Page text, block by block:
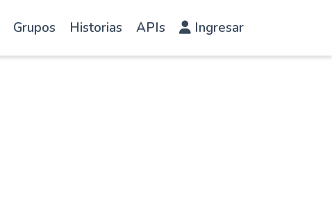
Grupos Historias APIs Ingresar